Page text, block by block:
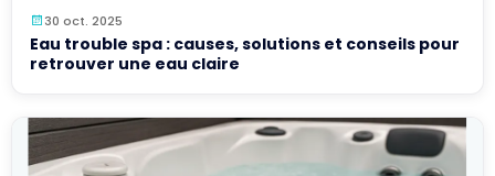
30 oct. 2025
Eau trouble spa : causes, solutions et conseils pour
retrouver une eau claire